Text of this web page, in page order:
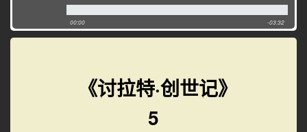
00:00 -03:32
《讨拉特·创世记》
5